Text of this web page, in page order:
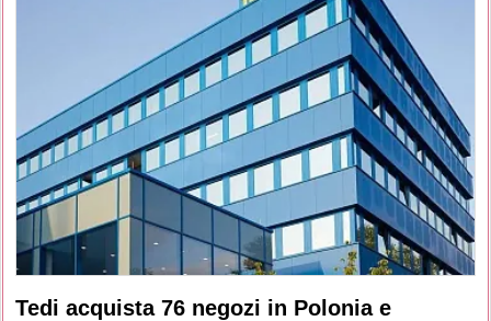
Tedi acquista 76 negozi in Polonia e